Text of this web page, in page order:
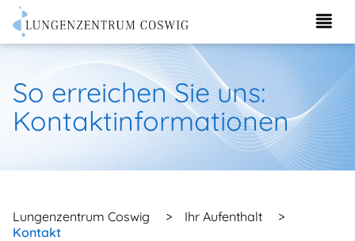
So erreichen Sie uns:
Kontaktinformationen
Lungenzentrum Coswig > Ihr Aufenthalt
>
Kontakt